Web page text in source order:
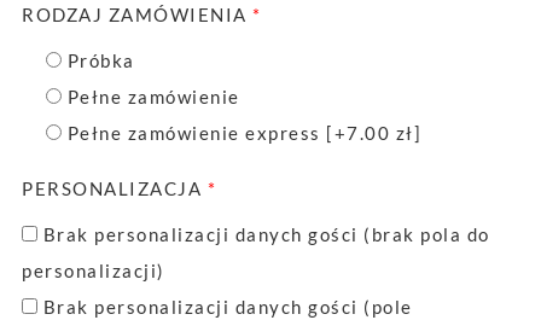
RODZAJ ZAMÓWIENIA *
Próbka
Pełne zamówienie
Pełne zamówienie express [+7.00 zł]
PERSONALIZACJA *
Brak personalizacji danych gości (brak pola do
personalizacji)
Brak personalizacji danych gości (pole